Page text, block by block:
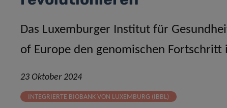
Das Luxemburger Institut für
of Europe den genomischen Fortschritt
23 Oktober 2024
INTEGRIERTE BIOBANK VON LUXEMBURG (IBBL)